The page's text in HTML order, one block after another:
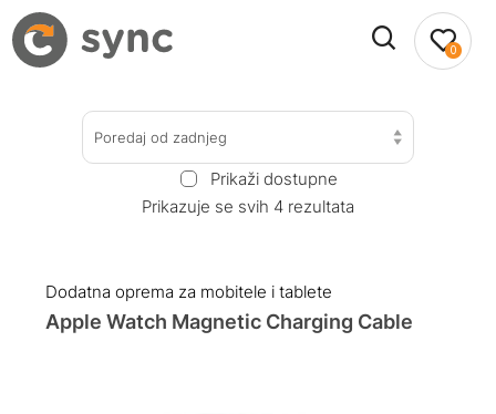
0
Poredaj od zadnjeg
Prikaži dostupne
Prikazuje se svih 4 rezultata
Dodatna oprema za mobitele i tablete
Apple Watch Magnetic Charging Cable